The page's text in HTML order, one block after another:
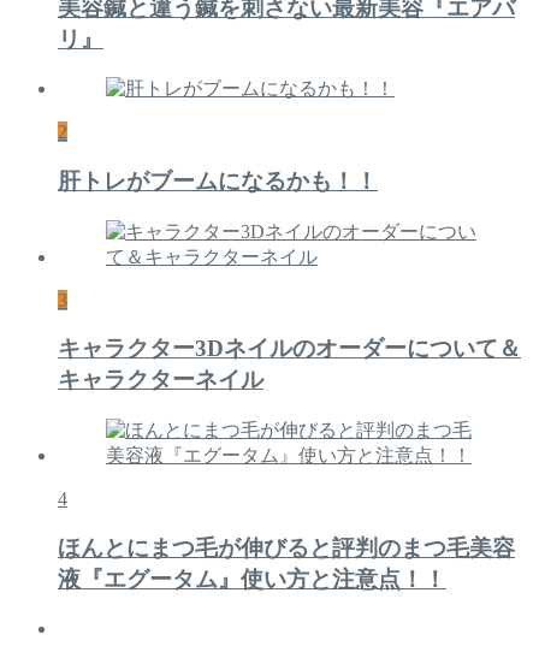
美容鍼と違う鍼を刺さない最新美容『エアバ
リ』
2
肝トレがブームになるかも！！
3
キャラクター3Dネイルのオーダーについて＆
キャラクターネイル
4
ほんとにまつ毛が伸びると評判のまつ毛美容
液『エグータム』使い方と注意点！！